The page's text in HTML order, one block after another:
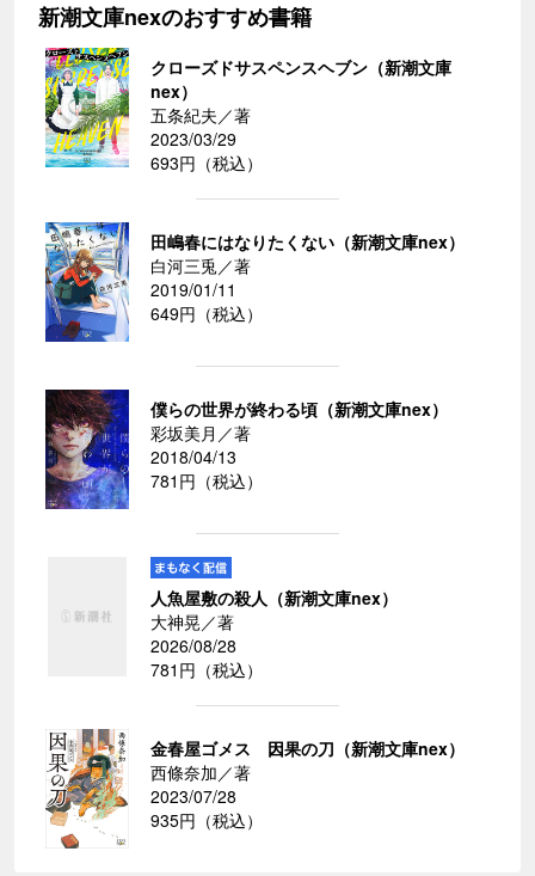
新潮文庫nexのおすすめ書籍
クローズドサスペンスヘブン（新潮文庫
nex）
五条紀夫／著
2023/03/29
693円（税込）
田嶋春にはなりたくない（新潮文庫nex）
白河三兎／著
2019/01/11
649円（税込）
僕らの世界が終わる頃（新潮文庫nex）
彩坂美月／著
2018/04/13
781円（税込）
人魚屋敷の殺人（新潮文庫nex）
大神晃／著
2026/08/28
781円（税込）
金春屋ゴメス 因果の刀（新潮文庫nex）
西條奈加／著
2023/07/28
935円（税込）